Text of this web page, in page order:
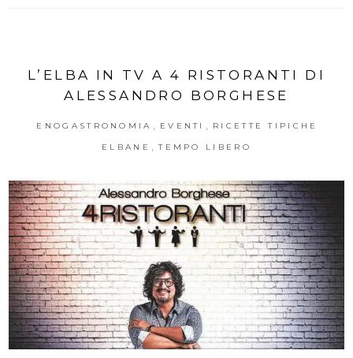
L’ELBA IN TV A 4 RISTORANTI DI
ALESSANDRO BORGHESE
ENOGASTRONOMIA , EVENTI , RICETTE TIPICHE
ELBANE , TEMPO LIBERO